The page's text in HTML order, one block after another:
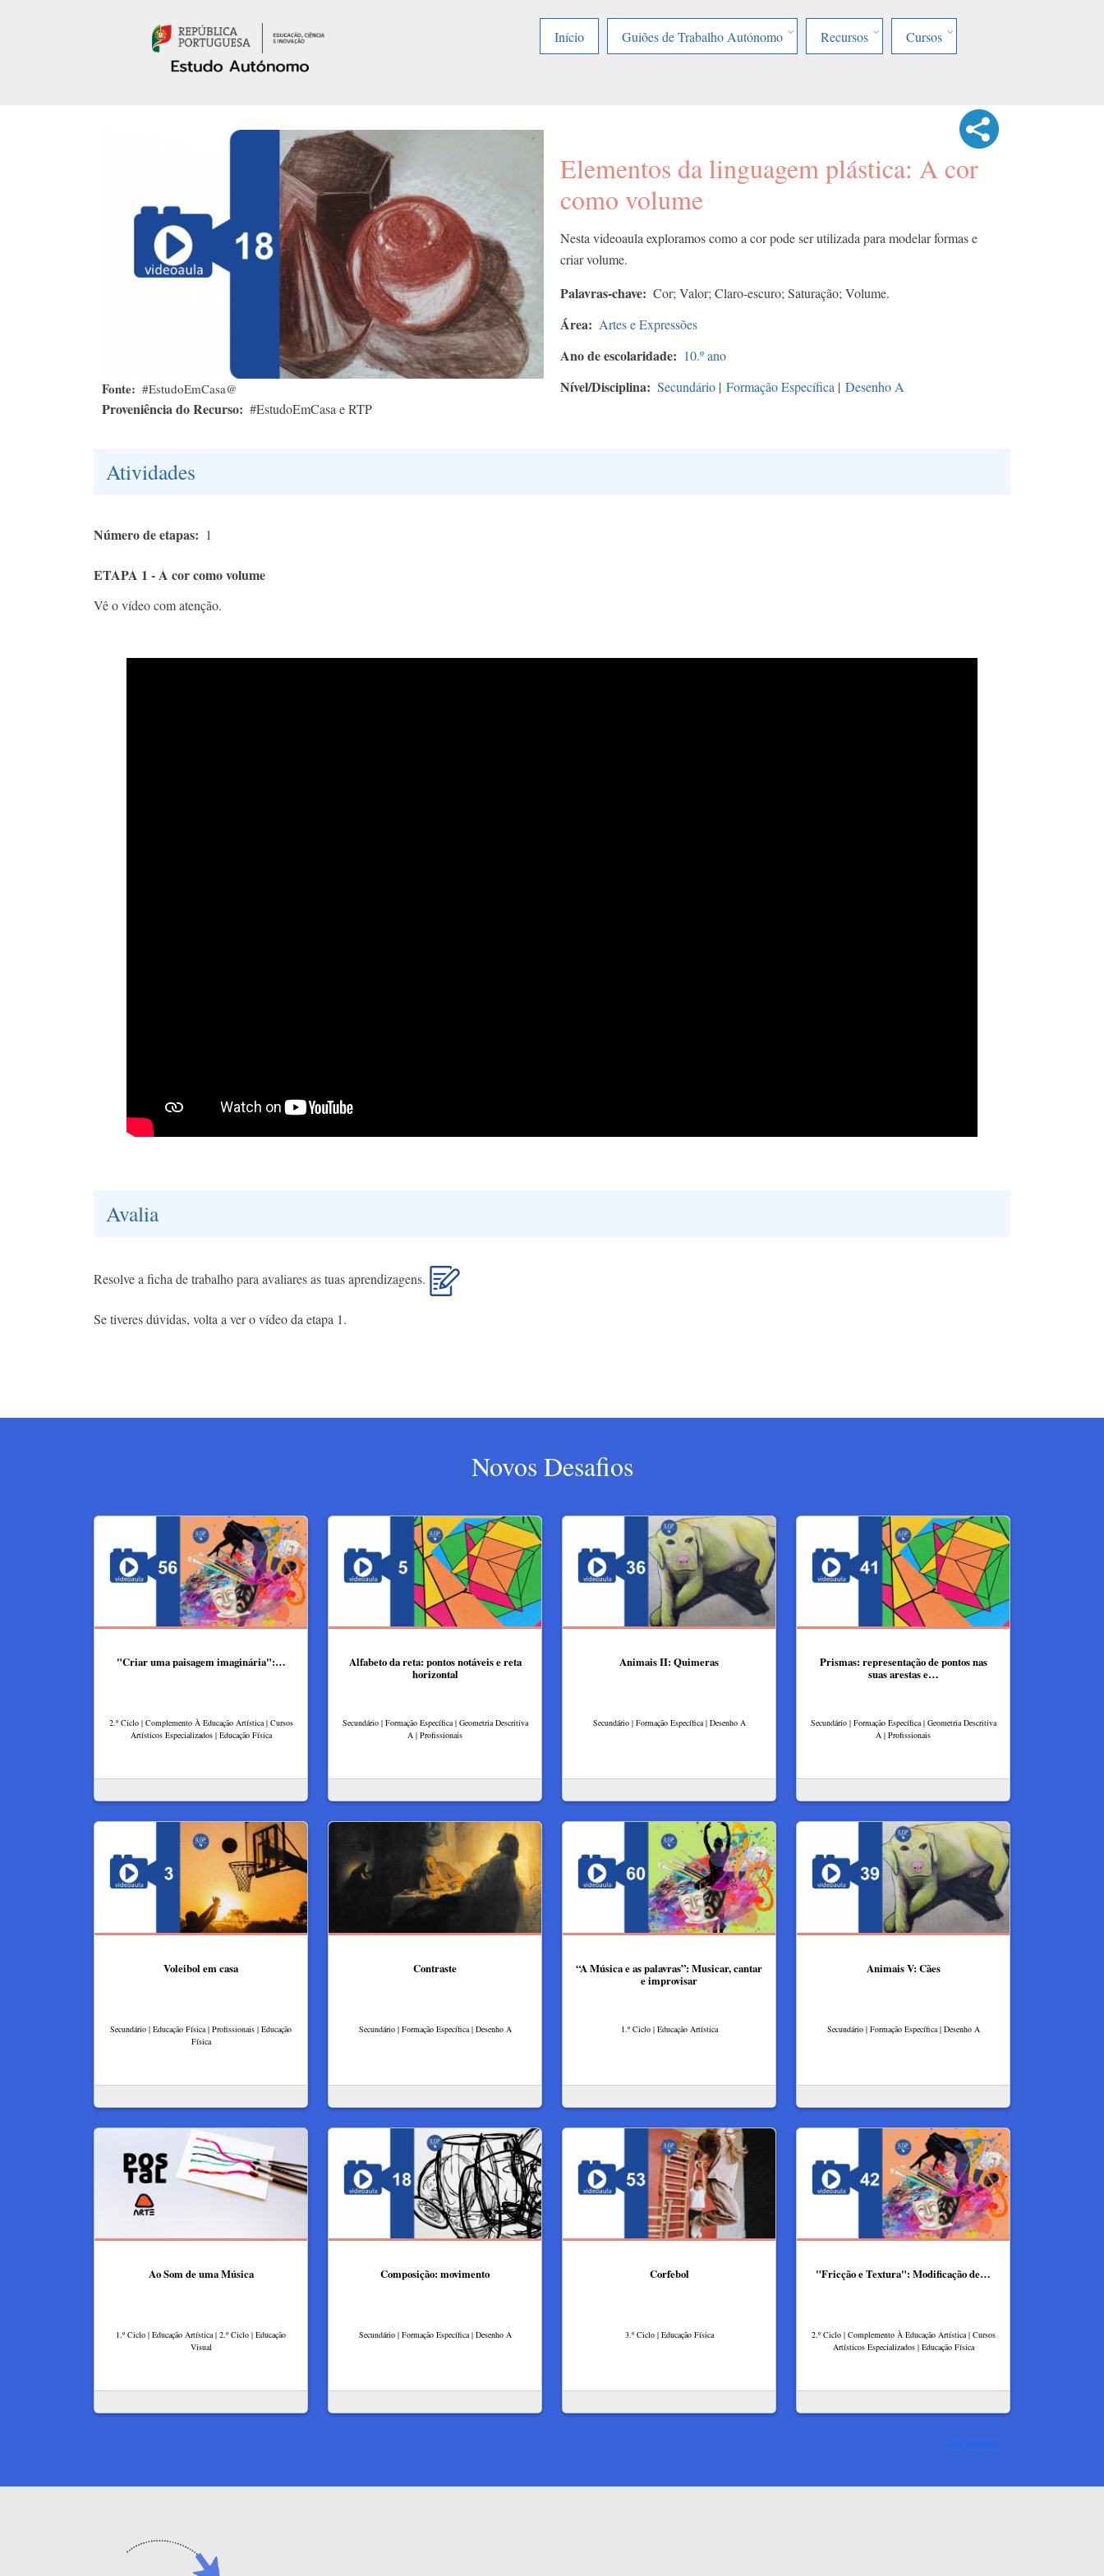
Início
Guiões de Trabalho Autónomo Recursos Cursos
Fonte #EstudoEmCasa@
Proveniência do Recurso #EstudoEmCasa e RTP
Elementos da linguagem plástica: A cor
como volume
Nesta videoaula exploramos como a cor pode ser utilizada para modelar formas e
criar volume.
Palavras-chave Cor; Valor; Claro-escuro; Saturação; Volume.
Área Artes e Expressões
Ano de escolaridade 10.º ano
Nível/Disciplina Secundário | Formação Específica | Desenho A
Atividades
Número de etapas 1
ETAPA 1 - A cor como volume
Vê o vídeo com atenção.
Avalia
Resolve a ficha de trabalho para avaliares as tuas aprendizagens.
Se tiveres dúvidas, volta a ver o vídeo da etapa 1.
Novos Desafios
"Criar uma paisagem imaginária":…
2.º Ciclo | Complemento À Educação Artística | Cursos
Artísticos Especializados | Educação Física
Alfabeto da reta: pontos notáveis e reta
horizontal
Secundário | Formação Específica | Geometria Descritiva
A | Profissionais
Animais II: Quimeras
Secundário | Formação Específica | Desenho A
Prismas: representação de pontos nas
suas arestas e…
Secundário | Formação Específica | Geometria Descritiva
A | Profissionais
Voleibol em casa
Secundário | Educação Física | Profissionais | Educação
Física
Contraste
Secundário | Formação Específica | Desenho A
“A Música e as palavras”: Musicar, cantar
e improvisar
1.º Ciclo | Educação Artística
Animais V: Cães
Secundário | Formação Específica | Desenho A
Ao Som de uma Música
1.º Ciclo | Educação Artística | 2.º Ciclo | Educação
Visual
Composição: movimento
Secundário | Formação Específica | Desenho A
Corfebol
3.º Ciclo | Educação Física
"Fricção e Textura": Modificação de…
2.º Ciclo | Complemento À Educação Artística | Cursos
Artísticos Especializados | Educação Física
Ver mais